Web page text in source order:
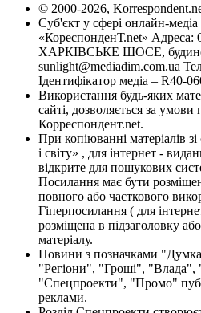
© 2000-2026,
Суб'єкт у сфері онлайн-
«КореспонденТ.net» Адреса:
ХАРКІВСЬКЕ ШОСЕ,
sunlight@mediadim.com.ua
Ідентифікатор медіа – R40-
Використання будь-яких
сайті, дозволяється за
Корреспондент.net.
При копіюванні матеріалів
і світу» , для інтернет -
відкрите для пошукових
Посилання має бути
повного або часткового
Гіперпосилання ( для
розміщена в підзаголовку
матеріалу.
Новини з позначками
"Регіони", "Гроші",
"Спецпроекти", "Промо"
реклами.